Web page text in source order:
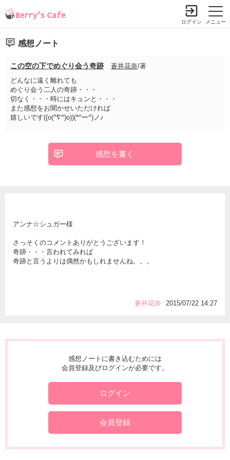
メニュー
ログイン
感想ノート
この空の下でめぐり会う奇跡 蒼井花奈/著
どんなに遠く離れても
めぐり会う二人の奇跡・・・
切なく・・・時にはキュンと・・・
また感想をお聞かせいただければ
嬉しいです((o(^∇^)o))(*^ー^)ノ♪
感想を書く
アンナ☆シュガー様
さっそくのコメントありがとうございます！
奇跡・・・言われてみれば
奇跡と言うよりは偶然かもしれませんね。。。
蒼井花奈 2015/07/22 14:27
感想ノートに書き込むためには
会員登録及びログインが必要です。
ログイン
会員登録